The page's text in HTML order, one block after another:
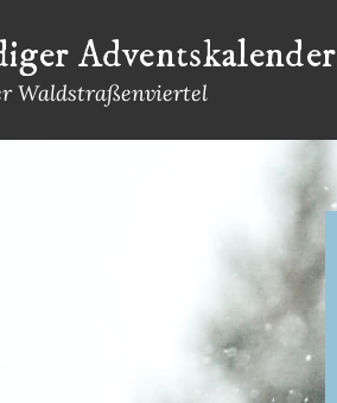
Adventskalender
Waldstraßenviertel